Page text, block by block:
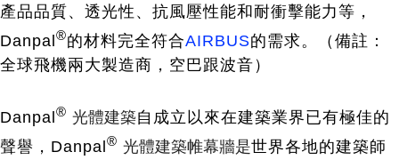
產品品質、透光性、抗風壓性能和耐衝擊能力等，
Danpal®的材料完全符合AIRBUS的需求。（備註：
全球飛機兩大製造商，空巴跟波音）
Danpal® 光體建築自成立以來在建築業界已有極佳的
聲譽，Danpal® 光體建築帷幕牆是世界各地的建築師